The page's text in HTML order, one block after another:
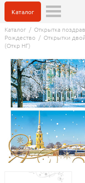
Каталог
Каталог/ Открытка
Рождество / Открытки
(Откр НГ)